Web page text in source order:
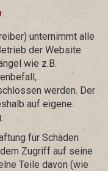
unternimmt alle
der Website
wie z.B.
werden. Der
auf eigene
für Schäden
Zugriff auf seine
Teile davon (wie